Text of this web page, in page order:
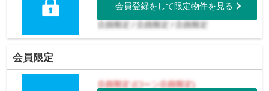
会員登録をして限定物件を見る
会員限定